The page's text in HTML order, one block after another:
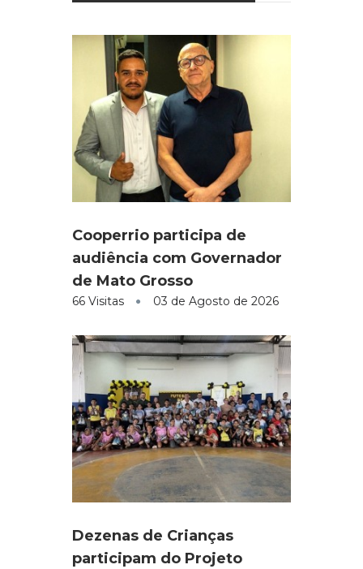
Cooperrio participa de
audiência com Governador
de Mato Grosso
66 Visitas 03 de Agosto de 2026
Dezenas de Crianças
participam do Projeto